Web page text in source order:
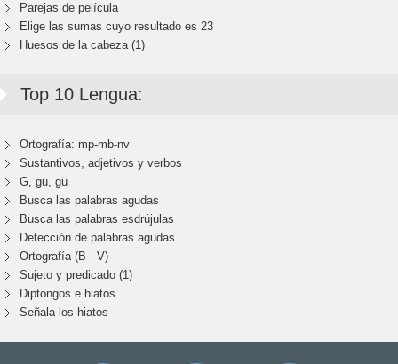
Parejas de película
Elige las sumas cuyo resultado es 23
Huesos de la cabeza (1)
Top 10 Lengua:
Ortografía: mp-mb-nv
Sustantivos, adjetivos y verbos
G, gu, gü
Busca las palabras agudas
Busca las palabras esdrújulas
Detección de palabras agudas
Ortografía (B - V)
Sujeto y predicado (1)
Diptongos e hiatos
Señala los hiatos